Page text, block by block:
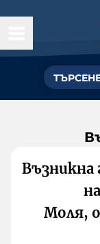
Възникна
Моля,